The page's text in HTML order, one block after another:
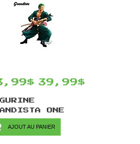
39,99$
ONE
PAR
-
AJOUT AU PANIER